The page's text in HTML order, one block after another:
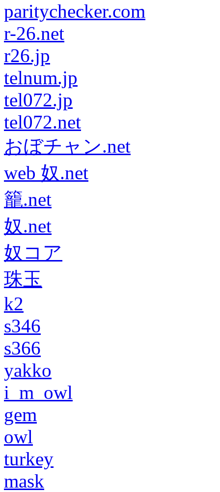
paritychecker.com
r-26.net
r26.jp
telnum.jp
tel072.jp
tel072.net
おぼチャン.net
web 奴.net
籠.net
奴.net
奴コア
珠玉
k2
s346
s366
yakko
i_m_owl
gem
owl
turkey
mask